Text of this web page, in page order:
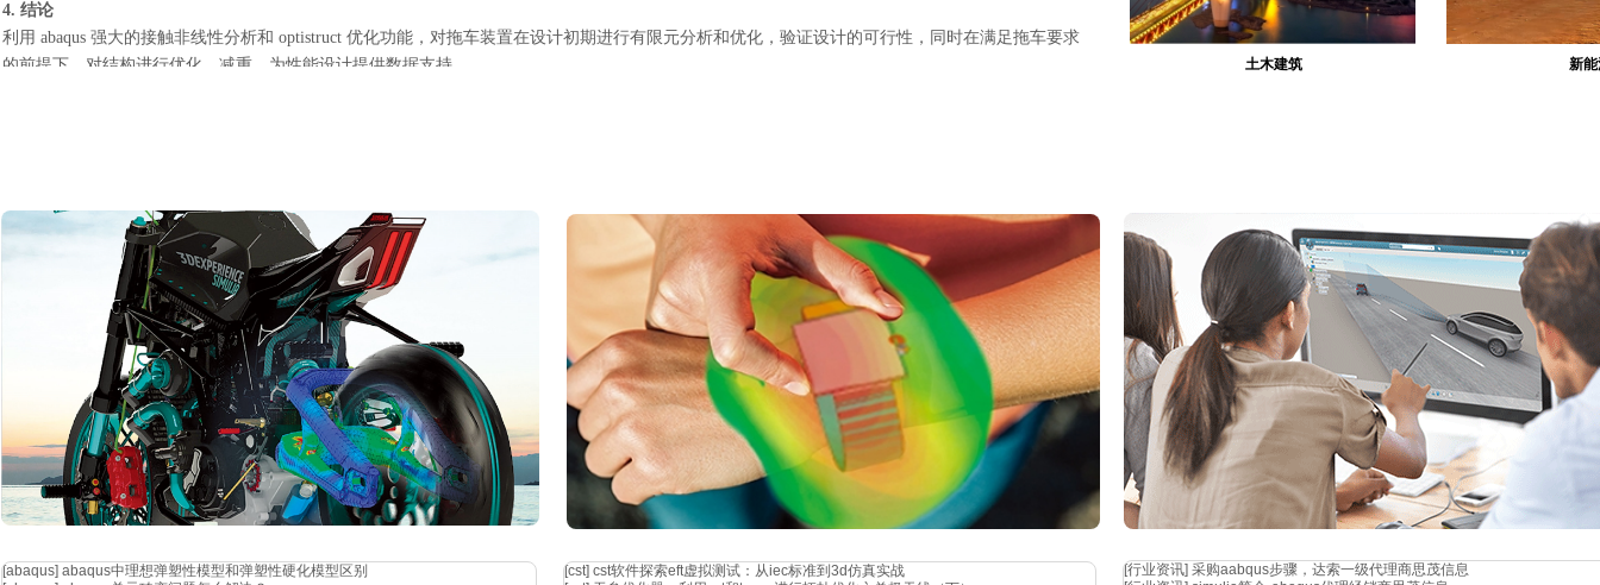
4. 结论
利用 abaqus 强大的接触非线性分析和 optistruct 优化功能，对拖车装置在设计初期进行有限元分析和优化，验证设计的可行性，同时在满足拖车要求
的前提下，对结构进行优化、减重，为性能设计提供数据支持。
生物医疗
土木建筑
新
[行业资讯] 采购aabqus步骤，达索一级代理商思茂信息
[abaqus] abaqus中理想弹塑性模型和弹塑性硬化模型区别
[cst] cst软件探索eft虚拟测试：从iec标准到3d仿真实战